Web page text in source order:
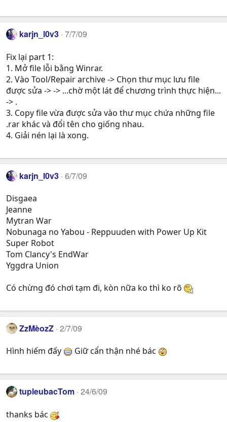
karjn_l0v3 7/7/09
Fix lại part 1:
1. Mở file lỗi bằng Winrar.
2. Vào Tool/Repair archive -> Chọn thư mục lưu file
được sửa -> -> ...chờ một lát để chương trình thực hiện...
-> .
3. Copy file vừa được sửa vào thư mục chứa những file
.rar khác và đổi tên cho giống nhau.
4. Giải nén lại là xong.
karjn_l0v3 6/7/09
Disgaea
Jeanne
Mytran War
Nobunaga no Yabou - Reppuuden with Power Up Kit
Super Robot
Tom Clancy's EndWar
Yggdra Union
Có chừng đó chơi tạm đi, kòn nữa ko thì ko rõ
ZzMèozZ 2/7/09
Hình hiếm đấy Giữ cẩn thận nhé bác
tupleubacTom 24/6/09
thanks bác